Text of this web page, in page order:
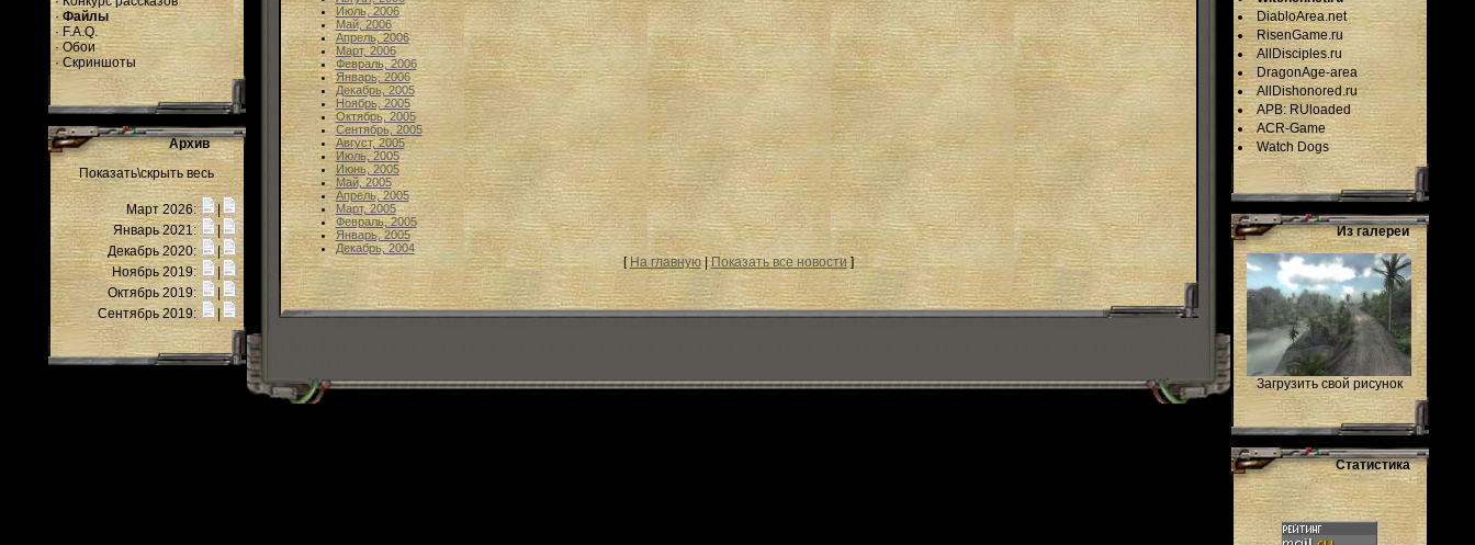
·Файлы
·F.A.Q.
· Обои
· Скриншоты
Архив
Показать\скрыть весь
Март 2026:
|
Январь 2021:
|
Декабрь 2020:
|
Ноябрь 2019:
Октябрь 2019:
Сентябрь 2019:
Июль, 2006
Май, 2006
Апрель, 2006
Март, 2006
Февраль, 2006
Январь, 2006
Декабрь, 2005
Ноябрь, 2005
Октябрь, 2005
Сентябрь, 2005
Август, 2005
Июль, 2005
Июнь, 2005
Май, 2005
Апрель, 2005
Март, 2005
Февраль, 2005
Январь, 2005
Декабрь, 2004
[ На главную|Показать все новости]
DiabloArea.net
RisenGame.ru
AllDisciples.ru
DragonAge-area
AllDishonored.ru
APB: RUloaded
ACR-Game
Watch Dogs
Из галереи
Загрузить свой рисунок
Статистика